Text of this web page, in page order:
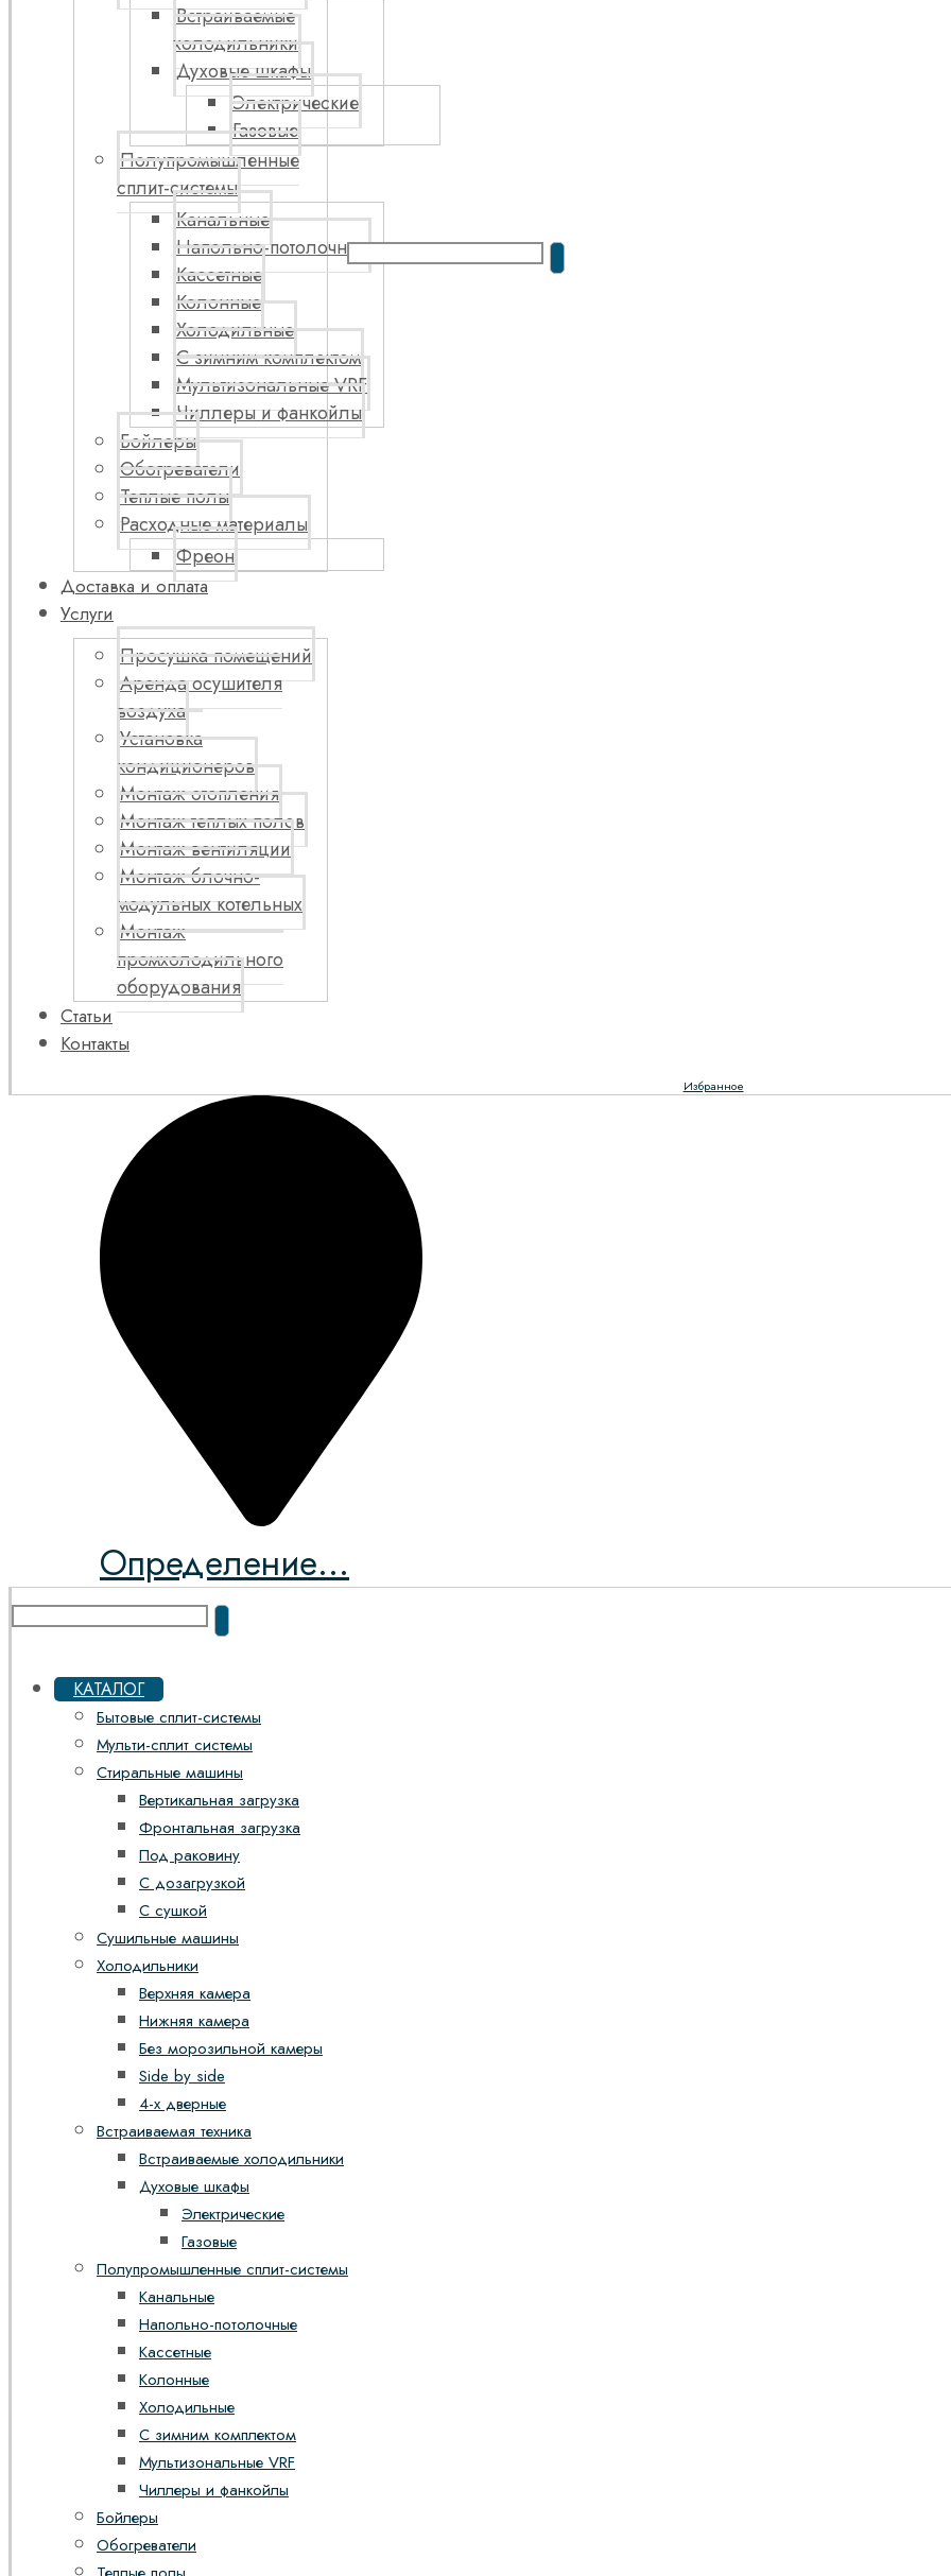
Встраиваемые
холодильники
Духовые шкафы
Электрические
Газовые
Полупромышленные
сплит-системы
Канальные
Напольно-потолочные
Кассетные
Колонные
Холодильные
С зимним комплектом
Мультизональные VRF
Чиллеры и фанкойлы
Бойлеры
Обогреватели
Теплые полы
Расходные материалы
Фреон
Доставка и оплата
Услуги
Просушка помещений
Аренда осушителя
воздуха
Установка
кондиционеров
Монтаж отопления
Монтаж теплых полов
Монтаж вентиляции
Монтаж блочно-
модульных котельных
Монтаж
промхолодильного
оборудования
Статьи
Контакты
Избранное
Определение...
КАТАЛОГ
Бытовые сплит-системы
Мульти-сплит системы
Стиральные машины
Вертикальная загрузка
Фронтальная загрузка
Под раковину
С дозагрузкой
С сушкой
Сушильные машины
Холодильники
Верхняя камера
Нижняя камера
Без морозильной камеры
Side by side
4-х дверные
Встраиваемая техника
Встраиваемые холодильники
Духовые шкафы
Электрические
Газовые
Полупромышленные сплит-системы
Канальные
Напольно-потолочные
Кассетные
Колонные
Холодильные
С зимним комплектом
Мультизональные VRF
Чиллеры и фанкойлы
Бойлеры
Обогреватели